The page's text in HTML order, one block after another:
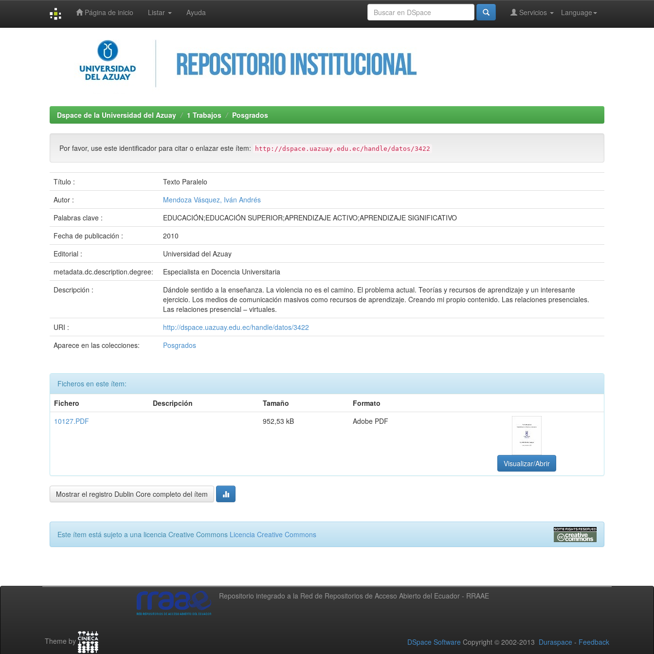
Página de inicio Listar Ayuda Language
Servicios
Dspace de la Universidad del Azuay 1 Trabajos Posgrados
Por favor, use este identificador para citar o enlazar este ítem: http://dspace.uazuay.edu.ec/handle/datos/3422
Título :
Texto Paralelo
Autor :
Mendoza Vásquez, Iván Andrés
Palabras clave :
EDUCACIÓN;EDUCACIÓN SUPERIOR;APRENDIZAJE ACTIVO;APRENDIZAJE SIGNIFICATIVO
Fecha de publicación :
2010
Editorial :
Universidad del Azuay
metadata.dc.description.degree:
Especialista en Docencia Universitaria
Descripción :
Dándole sentido a la enseñanza. La violencia no es el camino. El problema actual. Teorías y recursos de aprendizaje y un interesante
ejercicio. Los medios de comunicación masivos como recursos de aprendizaje. Creando mi propio contenido. Las relaciones presenciales.
Las relaciones presencial – virtuales.
URI :
http://dspace.uazuay.edu.ec/handle/datos/3422
Aparece en las colecciones:
Posgrados
Ficheros en este ítem:
Fichero
Descripción Tamaño
Formato
10127.PDF
952,53 kB Adobe PDF
Visualizar/Abrir
Mostrar el registro Dublin Core completo del ítem
Este ítem está sujeto a una licencia Creative Commons Licencia Creative Commons
Repositorio integrado a la Red de Repositorios de Acceso Abierto del Ecuador - RRAAE
Theme by DSpace Software Copyright © 2002-2013 Duraspace - Feedback